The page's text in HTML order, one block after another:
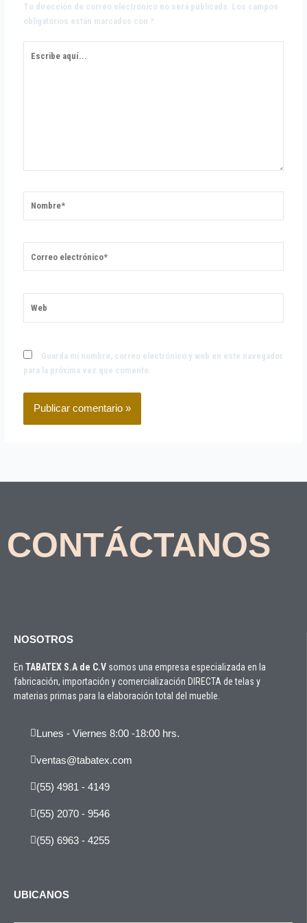
Tu dirección de correo electrónico no será publicada. Los campos
obligatorios están marcados con *
aquí...
electrónico*
Guarda mi nombre, correo electrónico y web en este navegador
para la próxima vez que comente.
CONTÁCTANOS
NOSOTROS
En TABATEX S.A de C.V somos una empresa especializada en la
fabricación, importación y comercialización DIRECTA de telas y
materias primas para la elaboración total del mueble.
Lunes - Viernes 8:00 -18:00 hrs.
ventas@tabatex.com
(55) 4981 - 4149
(55) 2070 - 9546
(55) 6963 - 4255
UBICANOS